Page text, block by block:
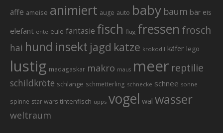
affe ameise animiert auge auto baby baum bär eis
elefant ente eule fantasie fisch flug fressen frosch
hai hund insekt jagd katze krokodil käfer lego
lustig madagaskar makro maus meer reptilie
schildkröte schlange schmetterling schnecke schnee sonne
spinne star wars tintenfisch upps vogel wal wasser
weltraum